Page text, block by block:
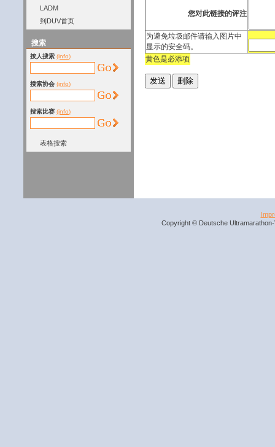
LADM
到DUV首页
搜索
按人搜索 (info)
搜索协会 (info)
搜索比赛 (info)
表格搜索
您对此链接的评注
为避免垃圾邮件请输入图片中
显示的安全码。
黄色是必添项
Copyright © Deutsche